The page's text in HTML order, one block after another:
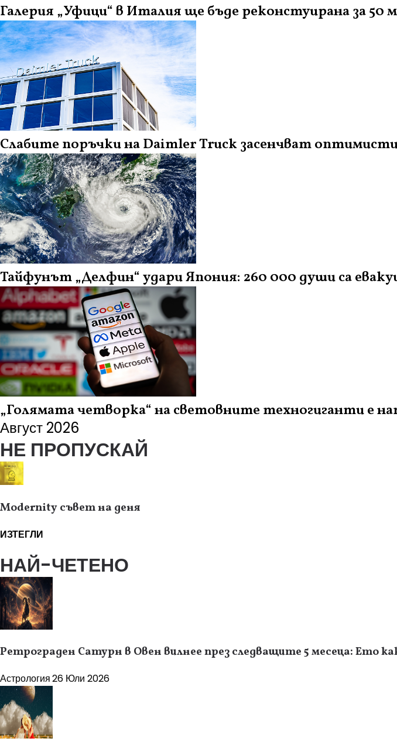
Галерия „Уфици“ в Италия ще бъде реконстуирана за 50
Слабите поръчки на Daimler Truck засенчват
Тайфунът „Делфин“ удари Япония: 260 000 души са
„Голямата четворка“ на световните техногиганти е
Август 2026
НЕ ПРОПУСКАЙ
Modernity съвет на деня
ИЗТЕГЛИ
НАЙ-ЧЕТЕНО
Ретрограден Сатурн в Овен вилнее през следващите 5 месеца: Ето
Астрология26 Юли 2026